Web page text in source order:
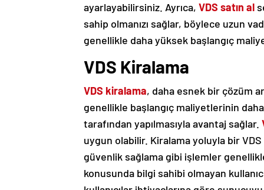
ayarlayabilirsiniz. Ayrıca, VDS satın al
sahip olmanızı sağlar, böylece uzun
genellikle daha yüksek başlangıç
VDS Kiralama
VDS kiralama, daha esnek bir çözüm
genellikle başlangıç maliyetlerinin
tarafından yapılmasıyla avantaj sağlar.
uygun olabilir. Kiralama yoluyla bir
güvenlik sağlama gibi işlemler
konusunda bilgi sahibi olmayan